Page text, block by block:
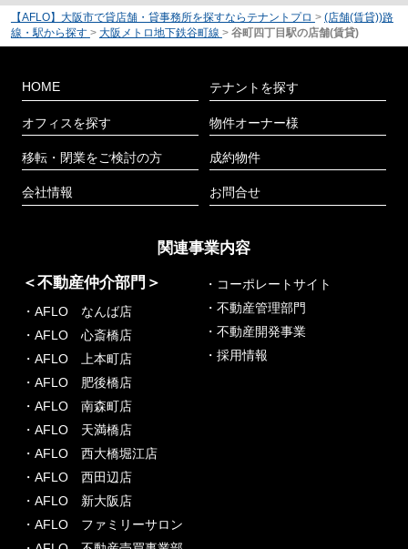
【AFLO】大阪市で貸店舗・貸事務所を探すならテナントプロ > (店舗(賃貸))路
線・駅から探す > 大阪メトロ地下鉄谷町線 > 谷町四丁目駅の店舗(賃貸)
HOME
オフィスを探す
移転・閉業をご検討の方
会社情報
テナントを探す
物件オーナー様
成約物件
お問合せ
関連事業内容
＜不動産仲介部門＞
・AFLO なんば店
・AFLO 心斎橋店
・AFLO 上本町店
・AFLO 肥後橋店
・AFLO 南森町店
・AFLO 天満橋店
・AFLO 西大橋堀江店
・AFLO 西田辺店
・AFLO 新大阪店
・AFLO ファミリーサロン
・コーポレートサイト
・不動産管理部門
・不動産開発事業
・採用情報